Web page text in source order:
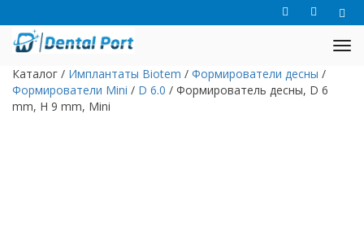
Каталог / Имплантаты Biotem / Формирователи десны /
Формирователи Mini / D 6.0 / Формирователь десны, D 6
mm, H 9 mm, Mini